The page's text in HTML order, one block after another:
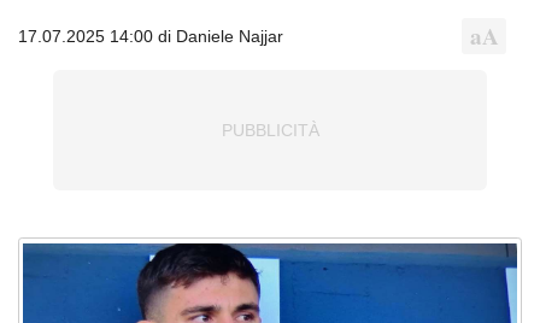
17.07.2025 14:00 di Daniele Najjar